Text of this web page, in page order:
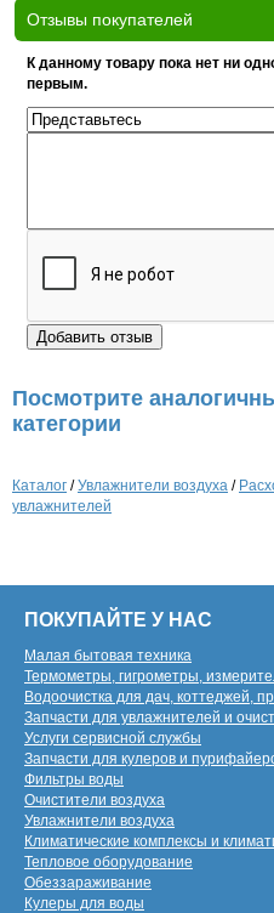
Отзывы покупателей
К данному товару пока нет ни
первым.
Посмотрите
категории
Каталог /Увлажнители воздуха /
увлажнителей
ПОКУПАЙТЕ У НАС
Малая бытовая техника
Термометры, гигрометры,
Водоочистка для дач, коттеджей,
Запчасти для увлажнителей и
Услуги сервисной службы
Запчасти для кулеров и
Фильтры воды
Очистители воздуха
Увлажнители воздуха
Климатические комплексы и
Тепловое оборудование
Обеззараживание
Кулеры для воды